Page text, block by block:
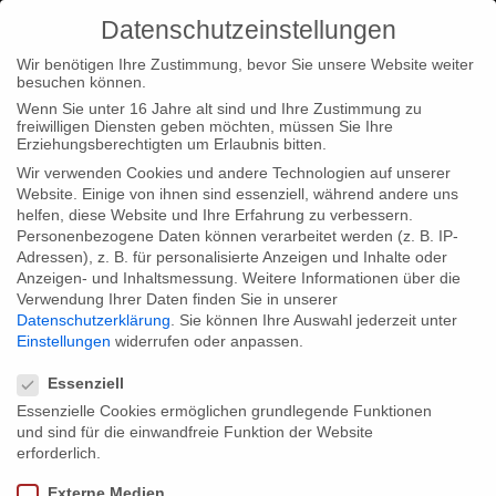
Home Typ|News
Mit einem Triple + einer Premierenparty
auf dem DOK.fest München
Mit einem Triple + einer Premierenparty
auf dem DOK.fest München
Getreu dem Motto aller guten Dinge sind drei, freuen wir uns,
dass gleich drei unserer aktuellen Produktionen auf dem
Datenschutzeinstellungen
Wir benötigen Ihre Zustimmung, bevor Sie unsere Website weiter
besuchen können.
Wenn Sie unter 16 Jahre alt sind und Ihre Zustimmung zu
freiwilligen Diensten geben möchten, müssen Sie Ihre
Erziehungsberechtigten um Erlaubnis bitten.
Wir verwenden Cookies und andere Technologien auf unserer
Website. Einige von ihnen sind essenziell, während andere uns
helfen, diese Website und Ihre Erfahrung zu verbessern.
Personenbezogene Daten können verarbeitet werden (z. B. IP-
Adressen), z. B. für personalisierte Anzeigen und Inhalte oder
Anzeigen- und Inhaltsmessung. Weitere Informationen über die
Verwendung Ihrer Daten finden Sie in unserer
Datenschutzerklärung
Sie können Ihre Auswahl jederzeit unter
Einstellungen widerrufen oder anpassen.
Essenziell
Essenzielle Cookies ermöglichen grundlegende Funktionen
und sind für die einwandfreie Funktion der Website
erforderlich.